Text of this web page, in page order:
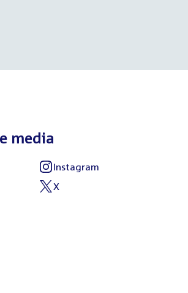
media
External
link:
Instagram
External
X